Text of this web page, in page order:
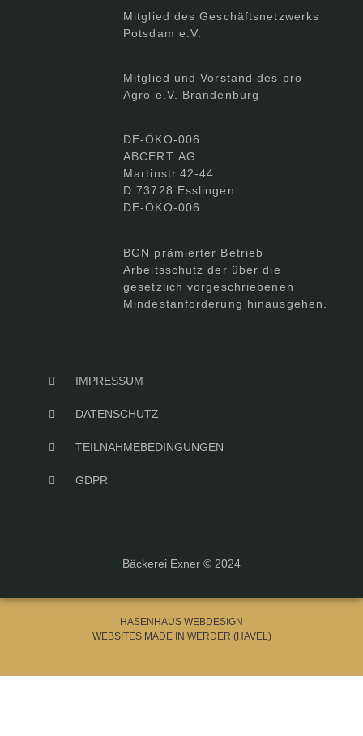
Mitglied des Geschäftsnetzwerks
Potsdam e.V.
Mitglied und Vorstand des pro
Agro e.V. Brandenburg
DE-ÖKO-006
ABCERT AG
Martinstr.42-44
D 73728 Esslingen
DE-ÖKO-006
BGN prämierter Betrieb
Arbeitsschutz der über die
gesetzlich vorgeschriebenen
Mindestanforderung hinausgehen.
IMPRESSUM
DATENSCHUTZ
TEILNAHMEBEDINGUNGEN
GDPR
Bäckerei Exner © 2024
HASENHAUS WEBDESIGN
WEBSITES MADE IN WERDER (HAVEL)